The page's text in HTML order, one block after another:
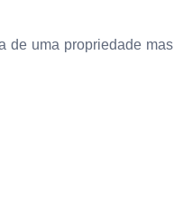
de uma propriedade mas